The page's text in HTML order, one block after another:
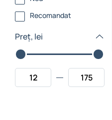
Recomandat
Preț, lei